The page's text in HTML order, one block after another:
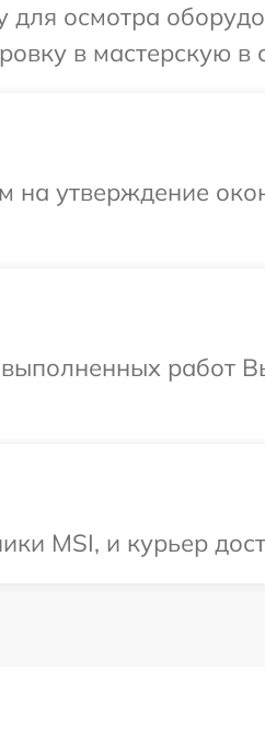
осмотра
в мастерскую в
утверждение
работ
MSI, и курьер